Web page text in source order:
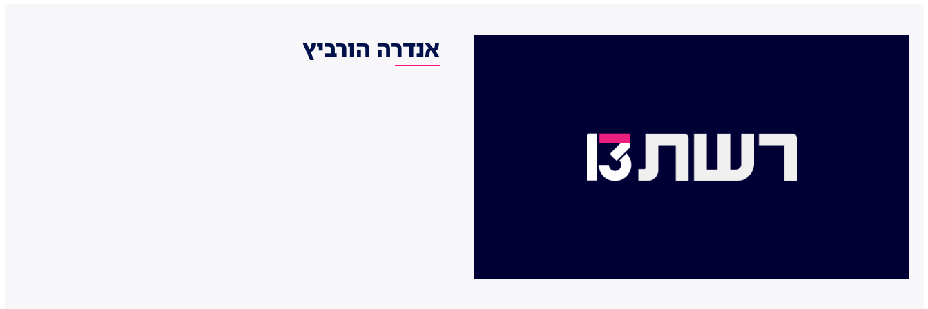
אנדרה הורביץ